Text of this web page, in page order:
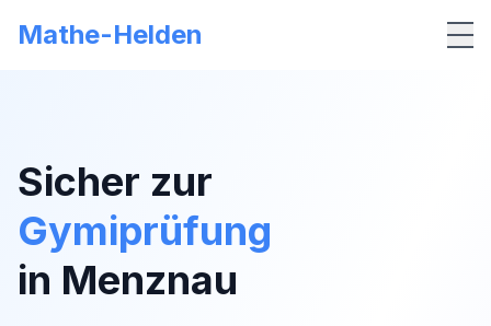
Mathe-Helden
Sicher zur
Gymiprüfung
in Menznau